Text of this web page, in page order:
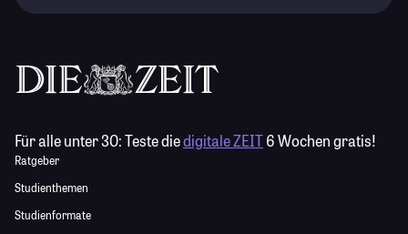
Für alle unter 30:Teste diedigitale ZEIT6 Wochen gratis!
Ratgeber
Studienthemen
Studienformate